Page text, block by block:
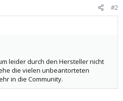
#2
leider durch den Hersteller nicht
die vielen unbeantorteten
in die Community.